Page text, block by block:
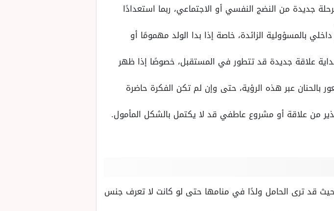
جديدة من النضج النفسي أو الاجتماعي، ربما استعدادًا
بالمسؤولية الزائدة، خاصة إذا بدا الولد مهمومًا أو
علاقة جديدة قد تتطور في المستقبل، خصوصًا إذا ظهر
بالحنان عبر هذه الرؤية، حتى وإن لم تكن الفكرة حاضرة
من علاقة أو مشروع عاطفي قد لا يكتمل بالشكل المأمول.
قد ترى الحامل ولدًا في منامها حتى لو كانت لا تعرف جنس